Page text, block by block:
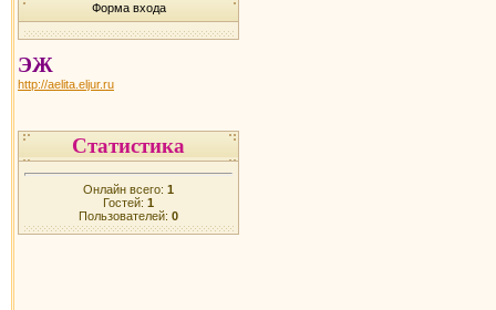
Форма входа
ЭЖ
http://aelita.eljur.ru
Статистика
Онлайн всего: 1
Гостей: 1
Пользователей: 0